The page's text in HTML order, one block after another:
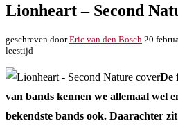
Lionheart – Second
geschreven doorEric van den Bosch 20
leestijd
De
van bands kennen we allemaal wel
bekendste bands ook. Daarachter